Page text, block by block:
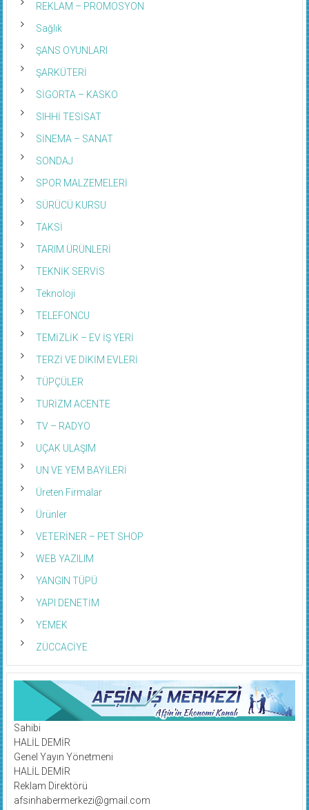
REKLAM – PROMOSYON
Sağlık
ŞANS OYUNLARI
ŞARKÜTERİ
SİGORTA – KASKO
SIHHİ TESİSAT
SİNEMA – SANAT
SONDAJ
SPOR MALZEMELERİ
SÜRÜCÜ KURSU
TAKSİ
TARIM ÜRÜNLERİ
TEKNİK SERVİS
Teknoloji
TELEFONCU
TEMİZLİK – EV İŞ YERİ
TERZİ VE DİKİM EVLERİ
TÜPÇÜLER
TURİZM ACENTE
TV – RADYO
UÇAK ULAŞIM
UN VE YEM BAYİLERİ
Üreten Firmalar
Ürünler
VETERİNER – PET SHOP
WEB YAZILIM
YANGIN TÜPÜ
YAPI DENETİM
YEMEK
ZÜCCACİYE
Sahibi
HALİL DEMİR
Genel Yayın Yönetmeni
HALİL DEMİR
Reklam Direktörü
afsinhabermerkezi@gmail.com